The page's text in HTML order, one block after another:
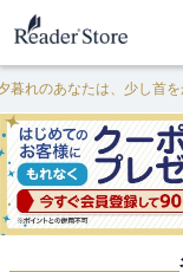
暮れのあなたは、少し首